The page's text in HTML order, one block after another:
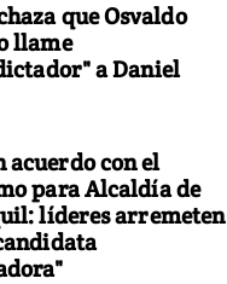
que Osvaldo
llame
a Daniel
acuerdo con el
para Alcaldía de
líderes arremeten